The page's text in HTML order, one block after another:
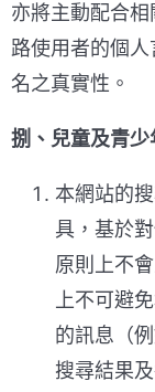
亦將主動配合
路使用者的個
名之真實性。
捌、 兒童及青
本網站的
具，基於
原則上不
上不可避
的訊息（
搜尋結果